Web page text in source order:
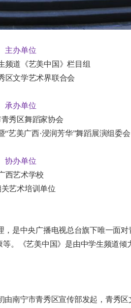
主办单位
频道《艺美中国》栏目组
区文学艺术界联合会
承办单位
秀区舞蹈家协会
“艺美广西·浸润芳华”舞蹈展演组委会
协办单位
西艺术学校
艺术培训单位
是中央广播电视总台旗下唯一面
。《艺美中国》是由中学生频道
南宁市青秀区宣传部发起，青秀